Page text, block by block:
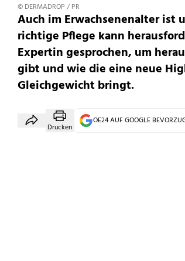
© DERMADROP / PR
Auch im Erwachsenenalter ist
richtige Pflege kann
Expertin gesprochen, um
gibt und wie die eine neue
Gleichgewicht bringt.
Drucken
OE24 AUF GOOGLE